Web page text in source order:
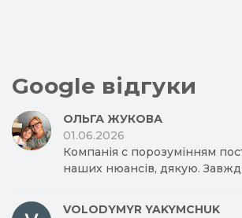
Google відгуки
ОЛЬГА ЖУКОВА
01.06.2026
Компанія с порозумінням
наших нюансів, дякую.
VOLODYMYR YAKYMCHUK